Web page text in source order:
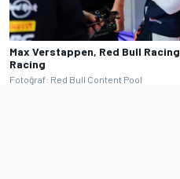
Max Verstappen, Red Bull
Racing
Fotoğraf: Red Bull Content Pool